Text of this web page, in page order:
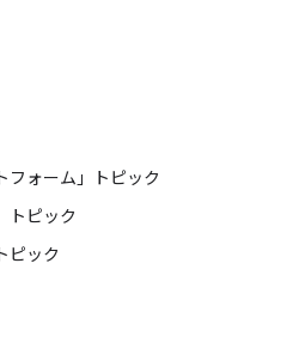
フォーム」トピック
トピック
ピック